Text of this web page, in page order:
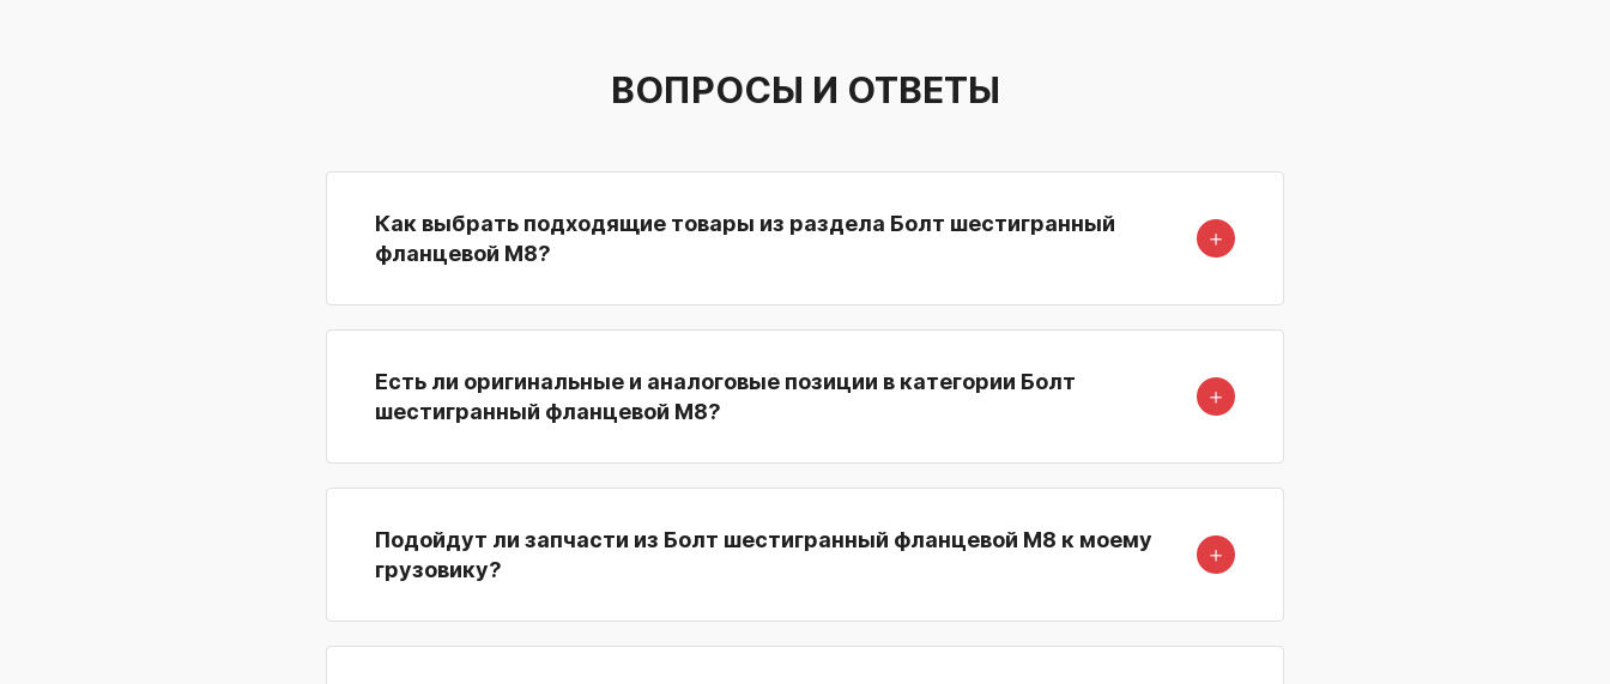
ВОПРОСЫ И ОТВЕТЫ
Как выбрать подходящие товары из раздела Болт шестигранный
фланцевой M8?
＋
Есть ли оригинальные и аналоговые позиции в категории Болт
шестигранный фланцевой M8?
＋
Подойдут ли запчасти из Болт шестигранный фланцевой M8 к моему
грузовику?
＋